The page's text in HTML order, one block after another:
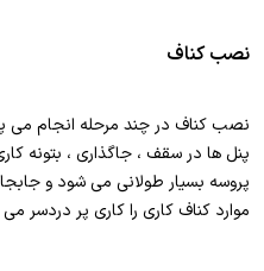
نصب کناف
نصب کناف در چند مرحله انجام می
پنل ها در سقف ، جاگذاری ، بتونه
پروسه بسیار طولانی می شود و
موارد کناف کاری را کاری پر دردسر